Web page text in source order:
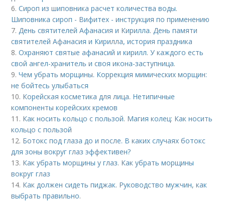
6.Сироп из шиповника расчет количества воды.
Шиповника сироп - Вифитех - инструкция по применению
7. День святителей Афанасия и Кирилла. День памяти
святителей Афанасия и Кирилла, история праздника
8.Охраняют святые афанасий и кирилл. У каждого есть
свой ангел-хранитель и своя икона-заступница.
9.Чем убрать морщины. Коррекция мимических морщин:
не бойтесь улыбаться
10. Корейская косметика для лица. Нетипичные
компоненты корейских кремов
11. Как носить кольцо с пользой. Магия колец: Как носить
кольцо с пользой
12. Ботокс под глаза до и после. В каких случаях ботокс
для зоны вокруг глаз эффективен?
13. Как убрать морщины у глаз. Как убрать морщины
вокруг глаз
14. Как должен сидеть пиджак. Руководство мужчин, как
выбрать правильно.